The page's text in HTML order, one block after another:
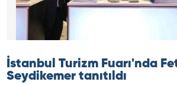
İstanbul Turizm Fuarı'nda
Seydikemer tanıtıldı